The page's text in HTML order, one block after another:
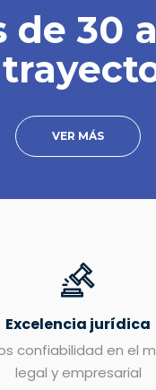
VER MÁS
de 30
Excelencia jurídica
confiabilidad en el
legal y empresarial